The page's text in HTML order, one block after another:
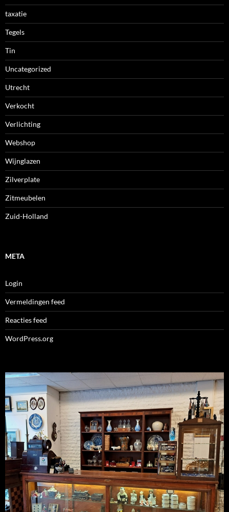
taxatie
Tegels
Tin
Uncategorized
Utrecht
Verkocht
Verlichting
Webshop
Wijnglazen
Zilverplate
Zitmeubelen
Zuid-Holland
META
Login
Vermeldingen feed
Reacties feed
WordPress.org